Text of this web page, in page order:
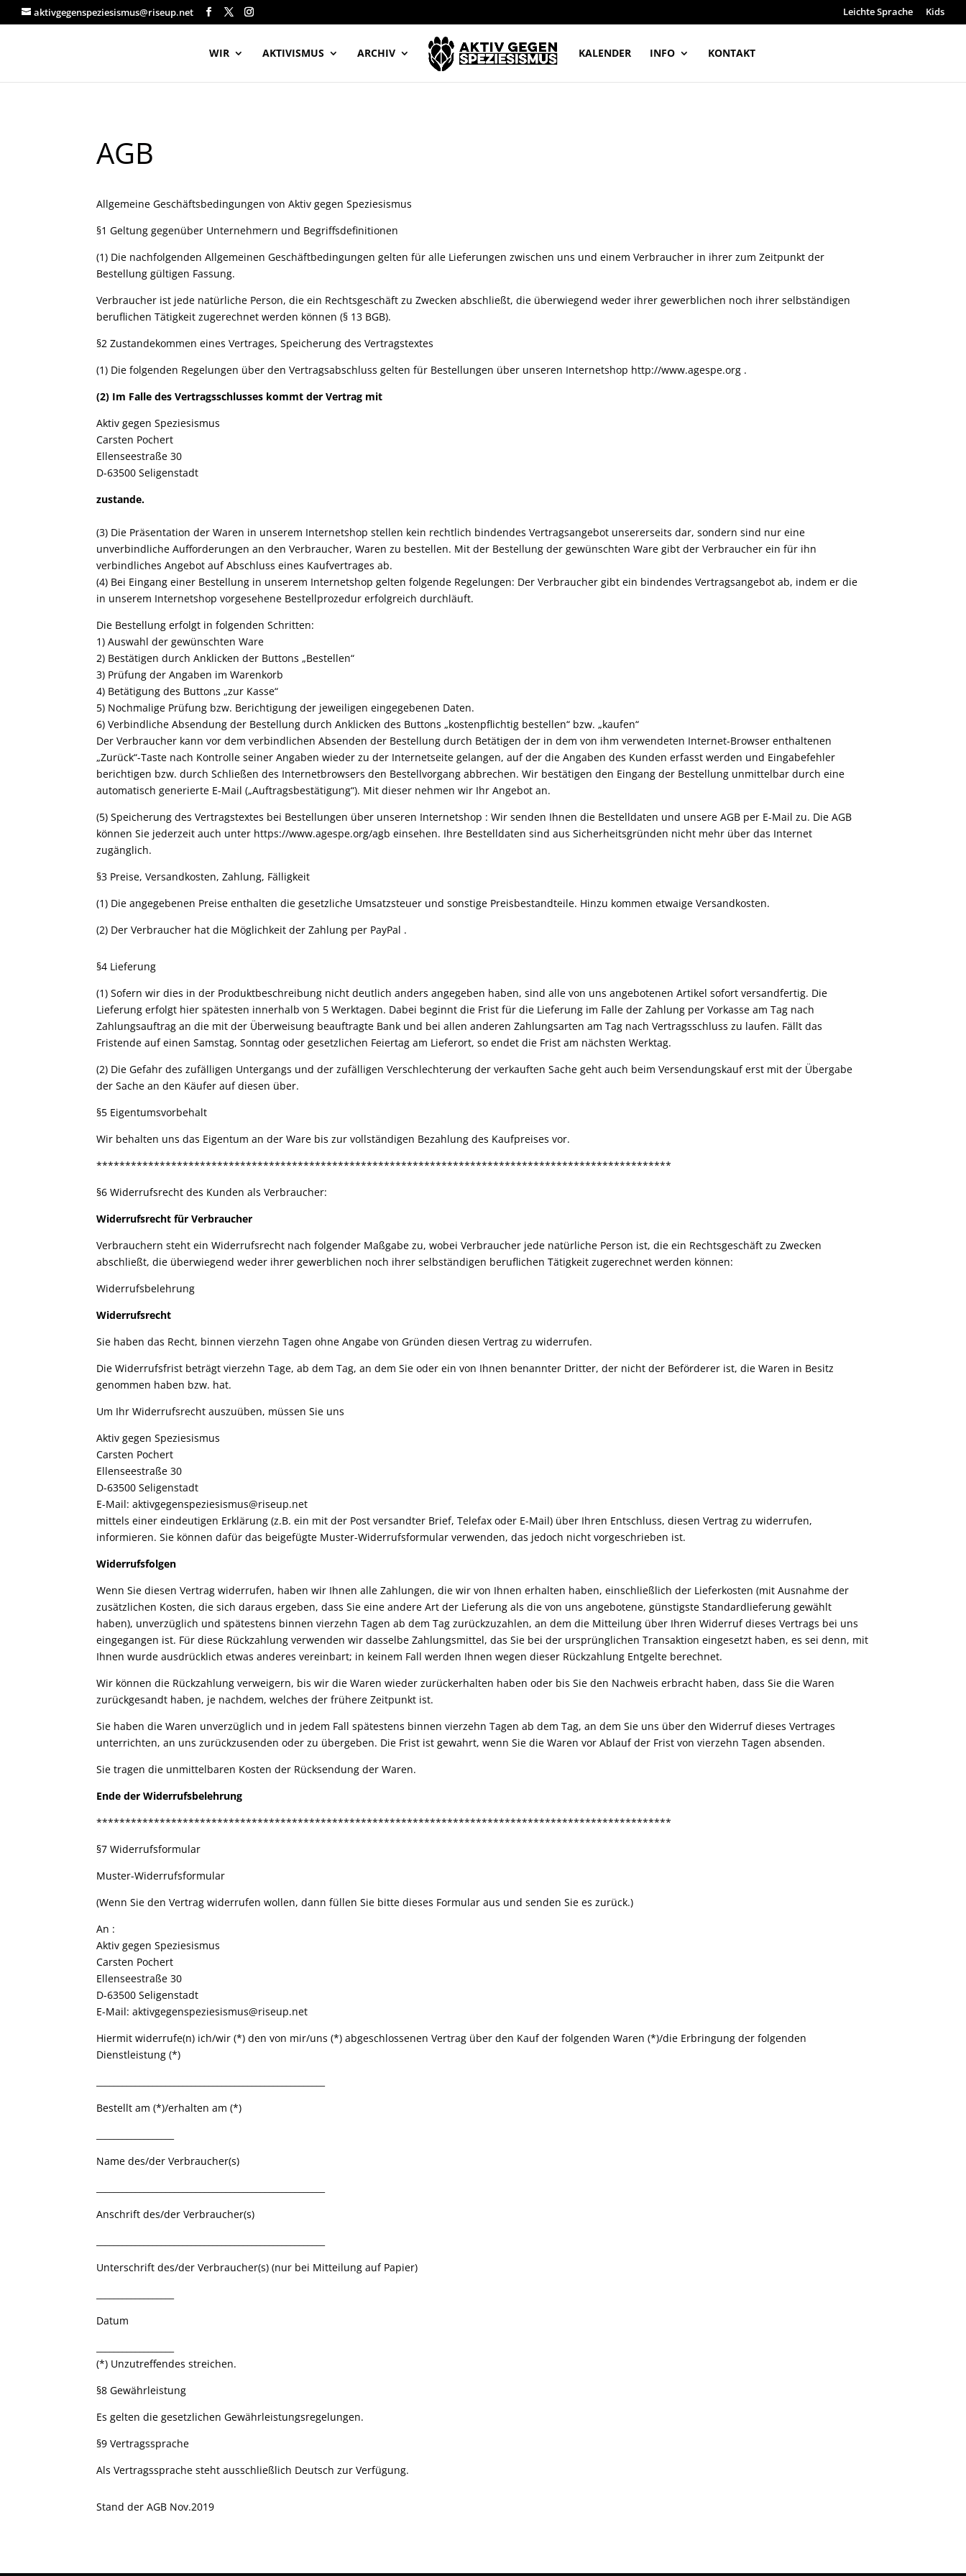
aktivgegenspeziesismus@riseup.net Leichte Sprache Kids
WIR AKTIVISMUS ARCHIV KALENDER INFO KONTAKT
AGB
Allgemeine Geschäftsbedingungen von Aktiv gegen Speziesismus
§1 Geltung gegenüber Unternehmern und Begriffsdefinitionen
(1) Die nachfolgenden Allgemeinen Geschäftbedingungen gelten für alle Lieferungen zwischen uns und einem Verbraucher in ihrer zum Zeitpunkt der
Bestellung gültigen Fassung.
Verbraucher ist jede natürliche Person, die ein Rechtsgeschäft zu Zwecken abschließt, die überwiegend weder ihrer gewerblichen noch ihrer selbständigen
beruflichen Tätigkeit zugerechnet werden können (§ 13 BGB).
§2 Zustandekommen eines Vertrages, Speicherung des Vertragstextes
(1) Die folgenden Regelungen über den Vertragsabschluss gelten für Bestellungen über unseren Internetshop http://www.agespe.org .
(2) Im Falle des Vertragsschlusses kommt der Vertrag mit
Aktiv gegen Speziesismus
Carsten Pochert
Ellenseestraße 30
D-63500 Seligenstadt
zustande.
(3) Die Präsentation der Waren in unserem Internetshop stellen kein rechtlich bindendes Vertragsangebot unsererseits dar, sondern sind nur eine
unverbindliche Aufforderungen an den Verbraucher, Waren zu bestellen. Mit der Bestellung der gewünschten Ware gibt der Verbraucher ein für ihn
verbindliches Angebot auf Abschluss eines Kaufvertrages ab.
(4) Bei Eingang einer Bestellung in unserem Internetshop gelten folgende Regelungen: Der Verbraucher gibt ein bindendes Vertragsangebot ab, indem er die
in unserem Internetshop vorgesehene Bestellprozedur erfolgreich durchläuft.
Die Bestellung erfolgt in folgenden Schritten:
1) Auswahl der gewünschten Ware
2) Bestätigen durch Anklicken der Buttons „Bestellen“
3) Prüfung der Angaben im Warenkorb
4) Betätigung des Buttons „zur Kasse“
5) Nochmalige Prüfung bzw. Berichtigung der jeweiligen eingegebenen Daten.
6) Verbindliche Absendung der Bestellung durch Anklicken des Buttons „kostenpflichtig bestellen“ bzw. „kaufen“
Der Verbraucher kann vor dem verbindlichen Absenden der Bestellung durch Betätigen der in dem von ihm verwendeten Internet-Browser enthaltenen
„Zurück“-Taste nach Kontrolle seiner Angaben wieder zu der Internetseite gelangen, auf der die Angaben des Kunden erfasst werden und Eingabefehler
berichtigen bzw. durch Schließen des Internetbrowsers den Bestellvorgang abbrechen. Wir bestätigen den Eingang der Bestellung unmittelbar durch eine
automatisch generierte E-Mail („Auftragsbestätigung“). Mit dieser nehmen wir Ihr Angebot an.
(5) Speicherung des Vertragstextes bei Bestellungen über unseren Internetshop : Wir senden Ihnen die Bestelldaten und unsere AGB per E-Mail zu. Die AGB
können Sie jederzeit auch unter https://www.agespe.org/agb einsehen. Ihre Bestelldaten sind aus Sicherheitsgründen nicht mehr über das Internet
zugänglich.
§3 Preise, Versandkosten, Zahlung, Fälligkeit
(1) Die angegebenen Preise enthalten die gesetzliche Umsatzsteuer und sonstige Preisbestandteile. Hinzu kommen etwaige Versandkosten.
(2) Der Verbraucher hat die Möglichkeit der Zahlung per PayPal .
§4 Lieferung
(1) Sofern wir dies in der Produktbeschreibung nicht deutlich anders angegeben haben, sind alle von uns angebotenen Artikel sofort versandfertig. Die
Lieferung erfolgt hier spätesten innerhalb von 5 Werktagen. Dabei beginnt die Frist für die Lieferung im Falle der Zahlung per Vorkasse am Tag nach
Zahlungsauftrag an die mit der Überweisung beauftragte Bank und bei allen anderen Zahlungsarten am Tag nach Vertragsschluss zu laufen. Fällt das
Fristende auf einen Samstag, Sonntag oder gesetzlichen Feiertag am Lieferort, so endet die Frist am nächsten Werktag.
(2) Die Gefahr des zufälligen Untergangs und der zufälligen Verschlechterung der verkauften Sache geht auch beim Versendungskauf erst mit der Übergabe
der Sache an den Käufer auf diesen über.
§5 Eigentumsvorbehalt
Wir behalten uns das Eigentum an der Ware bis zur vollständigen Bezahlung des Kaufpreises vor.
****************************************************************************************************
§6 Widerrufsrecht des Kunden als Verbraucher:
Widerrufsrecht für Verbraucher
Verbrauchern steht ein Widerrufsrecht nach folgender Maßgabe zu, wobei Verbraucher jede natürliche Person ist, die ein Rechtsgeschäft zu Zwecken
abschließt, die überwiegend weder ihrer gewerblichen noch ihrer selbständigen beruflichen Tätigkeit zugerechnet werden können:
Widerrufsbelehrung
Widerrufsrecht
Sie haben das Recht, binnen vierzehn Tagen ohne Angabe von Gründen diesen Vertrag zu widerrufen.
Die Widerrufsfrist beträgt vierzehn Tage, ab dem Tag, an dem Sie oder ein von Ihnen benannter Dritter, der nicht der Beförderer ist, die Waren in Besitz
genommen haben bzw. hat.
Um Ihr Widerrufsrecht auszuüben, müssen Sie uns
Aktiv gegen Speziesismus
Carsten Pochert
Ellenseestraße 30
D-63500 Seligenstadt
E-Mail: aktivgegenspeziesismus@riseup.net
mittels einer eindeutigen Erklärung (z.B. ein mit der Post versandter Brief, Telefax oder E-Mail) über Ihren Entschluss, diesen Vertrag zu widerrufen,
informieren. Sie können dafür das beigefügte Muster-Widerrufsformular verwenden, das jedoch nicht vorgeschrieben ist.
Widerrufsfolgen
Wenn Sie diesen Vertrag widerrufen, haben wir Ihnen alle Zahlungen, die wir von Ihnen erhalten haben, einschließlich der Lieferkosten (mit Ausnahme der
zusätzlichen Kosten, die sich daraus ergeben, dass Sie eine andere Art der Lieferung als die von uns angebotene, günstigste Standardlieferung gewählt
haben), unverzüglich und spätestens binnen vierzehn Tagen ab dem Tag zurückzuzahlen, an dem die Mitteilung über Ihren Widerruf dieses Vertrags bei uns
eingegangen ist. Für diese Rückzahlung verwenden wir dasselbe Zahlungsmittel, das Sie bei der ursprünglichen Transaktion eingesetzt haben, es sei denn, mit
Ihnen wurde ausdrücklich etwas anderes vereinbart; in keinem Fall werden Ihnen wegen dieser Rückzahlung Entgelte berechnet.
Wir können die Rückzahlung verweigern, bis wir die Waren wieder zurückerhalten haben oder bis Sie den Nachweis erbracht haben, dass Sie die Waren
zurückgesandt haben, je nachdem, welches der frühere Zeitpunkt ist.
Sie haben die Waren unverzüglich und in jedem Fall spätestens binnen vierzehn Tagen ab dem Tag, an dem Sie uns über den Widerruf dieses Vertrages
unterrichten, an uns zurückzusenden oder zu übergeben. Die Frist ist gewahrt, wenn Sie die Waren vor Ablauf der Frist von vierzehn Tagen absenden.
Sie tragen die unmittelbaren Kosten der Rücksendung der Waren.
Ende der Widerrufsbelehrung
****************************************************************************************************
§7 Widerrufsformular
Muster-Widerrufsformular
(Wenn Sie den Vertrag widerrufen wollen, dann füllen Sie bitte dieses Formular aus und senden Sie es zurück.)
An :
Aktiv gegen Speziesismus
Carsten Pochert
Ellenseestraße 30
D-63500 Seligenstadt
E-Mail: aktivgegenspeziesismus@riseup.net
Hiermit widerrufe(n) ich/wir (*) den von mir/uns (*) abgeschlossenen Vertrag über den Kauf der folgenden Waren (*)/die Erbringung der folgenden
Dienstleistung (*)
Bestellt am (*)/erhalten am (*)
Name des/der Verbraucher(s)
Anschrift des/der Verbraucher(s)
Unterschrift des/der Verbraucher(s) (nur bei Mitteilung auf Papier)
Datum
(*) Unzutreffendes streichen.
§8 Gewährleistung
Es gelten die gesetzlichen Gewährleistungsregelungen.
§9 Vertragssprache
Als Vertragssprache steht ausschließlich Deutsch zur Verfügung.
Stand der AGB Nov.2019